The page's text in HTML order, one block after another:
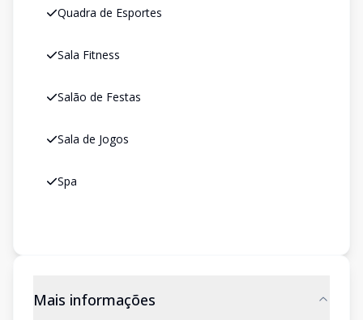
Quadra de Esportes
Sala Fitness
Salão de Festas
Sala de Jogos
Spa
Mais informações